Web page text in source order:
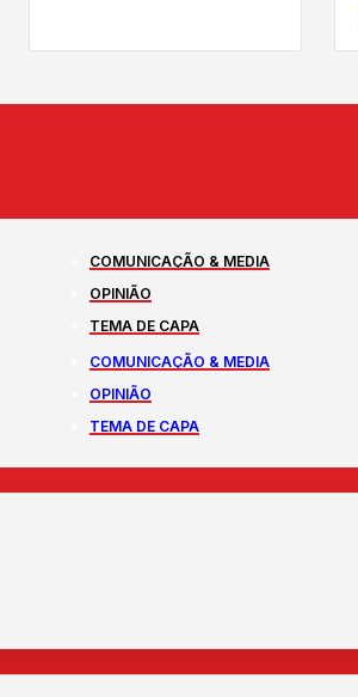
COMUNICAÇÃO & MEDIA
OPINIÃO
TEMA DE CAPA
COMUNICAÇÃO & MEDIA
OPINIÃO
TEMA DE CAPA